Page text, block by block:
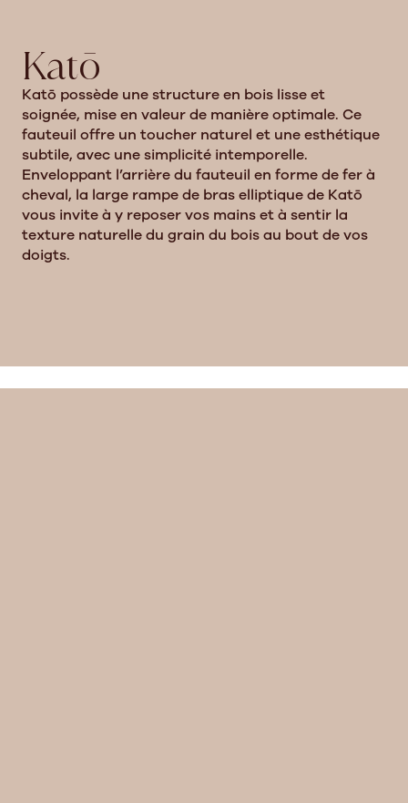
Katō
Katō possède une structure en bois lisse et
soignée, mise en valeur de manière optimale. Ce
fauteuil offre un toucher naturel et une esthétique
subtile, avec une simplicité intemporelle.
Enveloppant l’arrière du fauteuil en forme de fer à
cheval, la large rampe de bras elliptique de Katō
vous invite à y reposer vos mains et à sentir la
texture naturelle du grain du bois au bout de vos
doigts.